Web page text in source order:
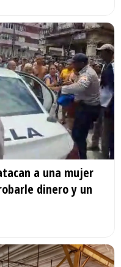
a una mujer
dinero y un